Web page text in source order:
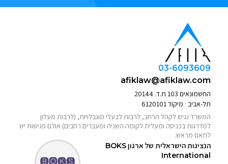
03-6093609
afiklaw@afiklaw.com
החשמונאים 103 ת.ד. 20144
תל-אביב · מיקוד 6120101
המשרד נגיש לקהל הרחב, לרבות לבעלי מוגבלויות, (לרבות מעלון
למדרגות בכניסה ומעלית לקומה השניה ומעברים רחבים) אולם פגישות יש
לתאם מראש.
הנציגות הישראלית של ארגוןBOKS
International